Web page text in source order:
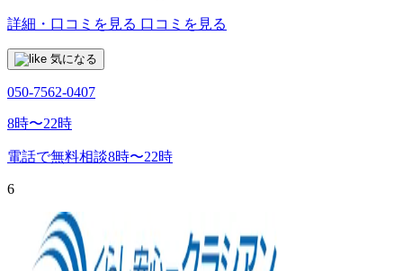
詳細・口コミを見る 口コミを見る
気になる
050-7562-0407
8時〜22時
電話で無料相談8時〜22時
6